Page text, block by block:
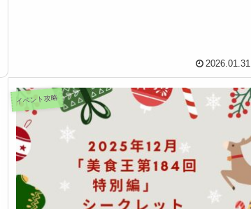
2026.01.31
イベント攻略